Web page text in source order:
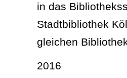
in das
Stadtbibliothek
gleichen
2016